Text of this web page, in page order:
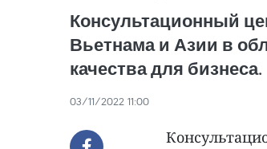
Консультационный
Вьетнама и Азии в
качества для бизнеса.
03/11/2022 11:00